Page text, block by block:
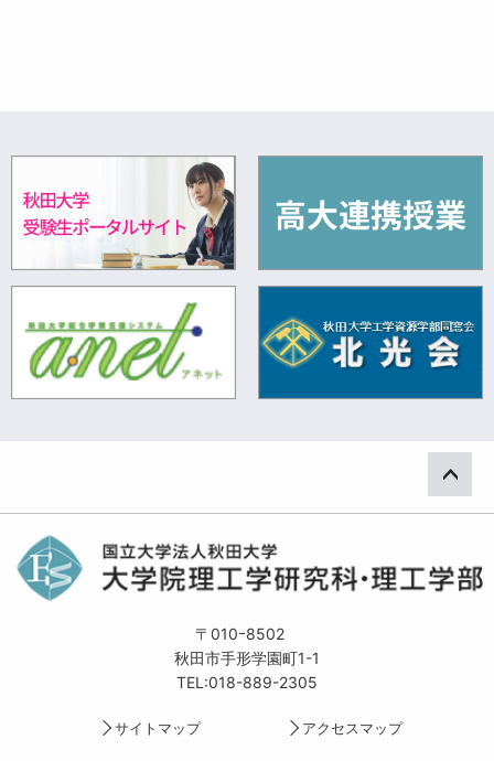
〒010ｰ8502
秋田市手形学園町1-1
TEL:018-889-2305
サイトマップ アクセスマップ